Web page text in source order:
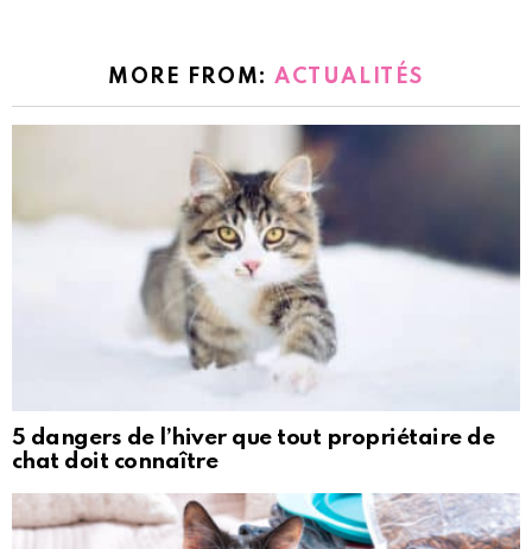
MORE FROM:ACTUALITÉS
5 dangers de l’hiver que tout propriétaire de
chat doit connaître